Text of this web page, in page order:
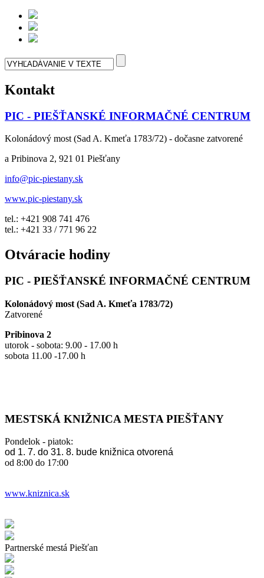
Kontakt
PIC - PIEŠŤANSKÉ INFORMAČNÉ CENTRUM
Kolonádový most (Sad A. Kmeťa 1783/72) - dočasne zatvorené
a Pribinova 2, 921 01 Piešťany
info@pic-piestany.sk
www.pic-piestany.sk
tel.: +421 908 741 476
tel.: +421 33 / 771 96 22
Otváracie hodiny
PIC - PIEŠŤANSKÉ INFORMAČNÉ CENTRUM
Kolonádový most (Sad A. Kmeťa 1783/72)
Zatvorené
Pribinova 2
utorok - sobota: 9.00 - 17.00 h
sobota 11.00 -17.00 h
MESTSKÁ KNIŽNICA MESTA PIEŠŤANY
Pondelok - piatok:
od 1. 7. do 31. 8. bude knižnica otvorená
od 8:00 do 17:00
www.kniznica.sk
Partnerské mestá Piešťan